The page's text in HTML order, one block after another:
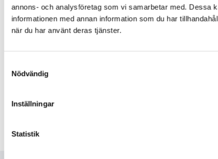
annons- och analysföretag som vi samarbetar med. Dessa
informationen med annan information som du har
när du har använt deras tjänster.
Nödvändig
Inställningar
Statistik